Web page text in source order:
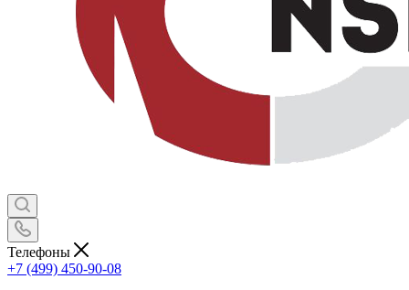
Телефоны
+7 (499) 450-90-08